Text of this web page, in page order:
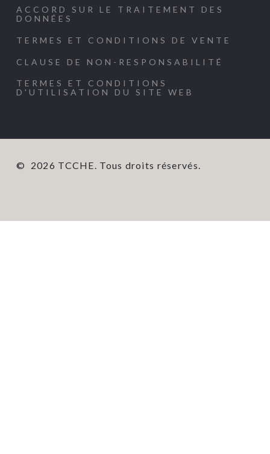
ACCORD SUR LE TRAITEMENT DES
DONNÉES
TERMES ET CONDITIONS DE VENTE
CLAUSE DE NON-RESPONSABILITÉ
TERMES ET CONDITIONS
D'UTILISATION DU SITE WEB
© 2026 TCCHE. Tous droits réservés.